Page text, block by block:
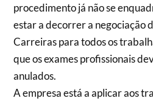
procedimento já não se
estar a decorrer a negociação
Carreiras para todos os
que os exames profissionais
anulados.
A empresa está a aplicar aos